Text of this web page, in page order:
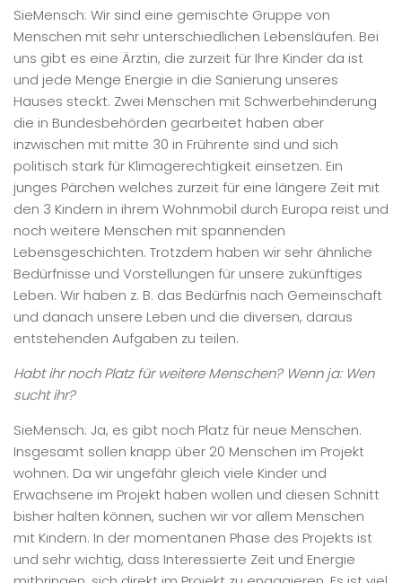
SieMensch: Wir sind eine gemischte Gruppe von
Menschen mit sehr unterschiedlichen Lebensläufen. Bei
uns gibt es eine Ärztin, die zurzeit für Ihre Kinder da ist
und jede Menge Energie in die Sanierung unseres
Hauses steckt. Zwei Menschen mit Schwerbehinderung
die in Bundesbehörden gearbeitet haben aber
inzwischen mit mitte 30 in Frührente sind und sich
politisch stark für Klimagerechtigkeit einsetzen. Ein
junges Pärchen welches zurzeit für eine längere Zeit mit
den 3 Kindern in ihrem Wohnmobil durch Europa reist und
noch weitere Menschen mit spannenden
Lebensgeschichten. Trotzdem haben wir sehr ähnliche
Bedürfnisse und Vorstellungen für unsere zukünftiges
Leben. Wir haben z. B. das Bedürfnis nach Gemeinschaft
und danach unsere Leben und die diversen, daraus
entstehenden Aufgaben zu teilen.
Habt ihr noch Platz für weitere Menschen? Wenn ja: Wen
sucht ihr?
SieMensch: Ja, es gibt noch Platz für neue Menschen.
Insgesamt sollen knapp über 20 Menschen im Projekt
wohnen. Da wir ungefähr gleich viele Kinder und
Erwachsene im Projekt haben wollen und diesen Schnitt
bisher halten können, suchen wir vor allem Menschen
mit Kindern. In der momentanen Phase des Projekts ist
und sehr wichtig, dass Interessierte Zeit und Energie